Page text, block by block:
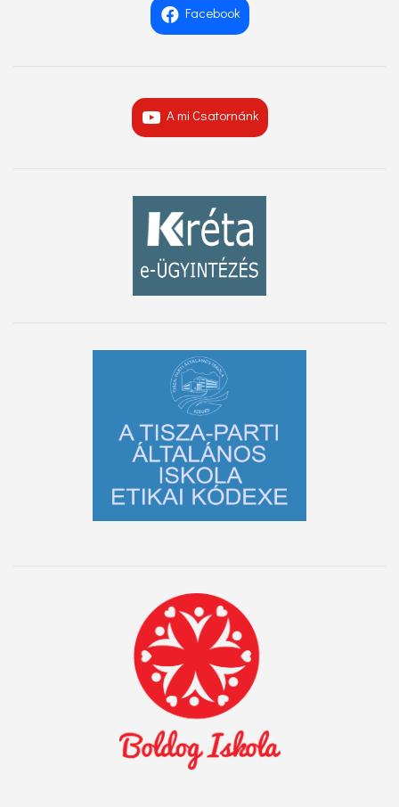
Facebook
A mi Csatornánk